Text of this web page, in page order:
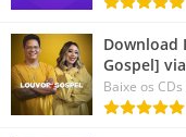
Download
Gospel]
Baixe os